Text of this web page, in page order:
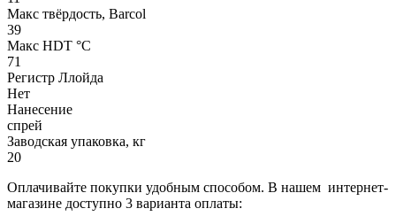
Макс твёрдость, Barcol
39
Макс HDT °С
71
Регистр Ллойда
Нет
Нанесение
спрей
Заводская упаковка, кг
20
Оплачивайте покупки удобным способом. В нашем интернет-
магазине доступно 3 варианта оплаты: